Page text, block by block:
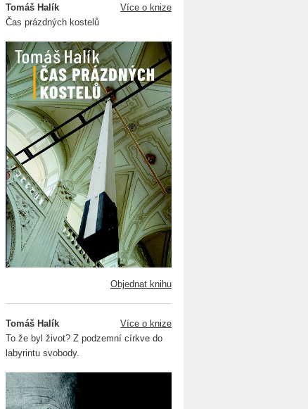
Tomáš Halík
Více o knize
Čas prázdných kostelů
Objednat knihu
Tomáš Halík
Více o knize
To že byl život? Z podzemní církve do
labyrintu svobody.